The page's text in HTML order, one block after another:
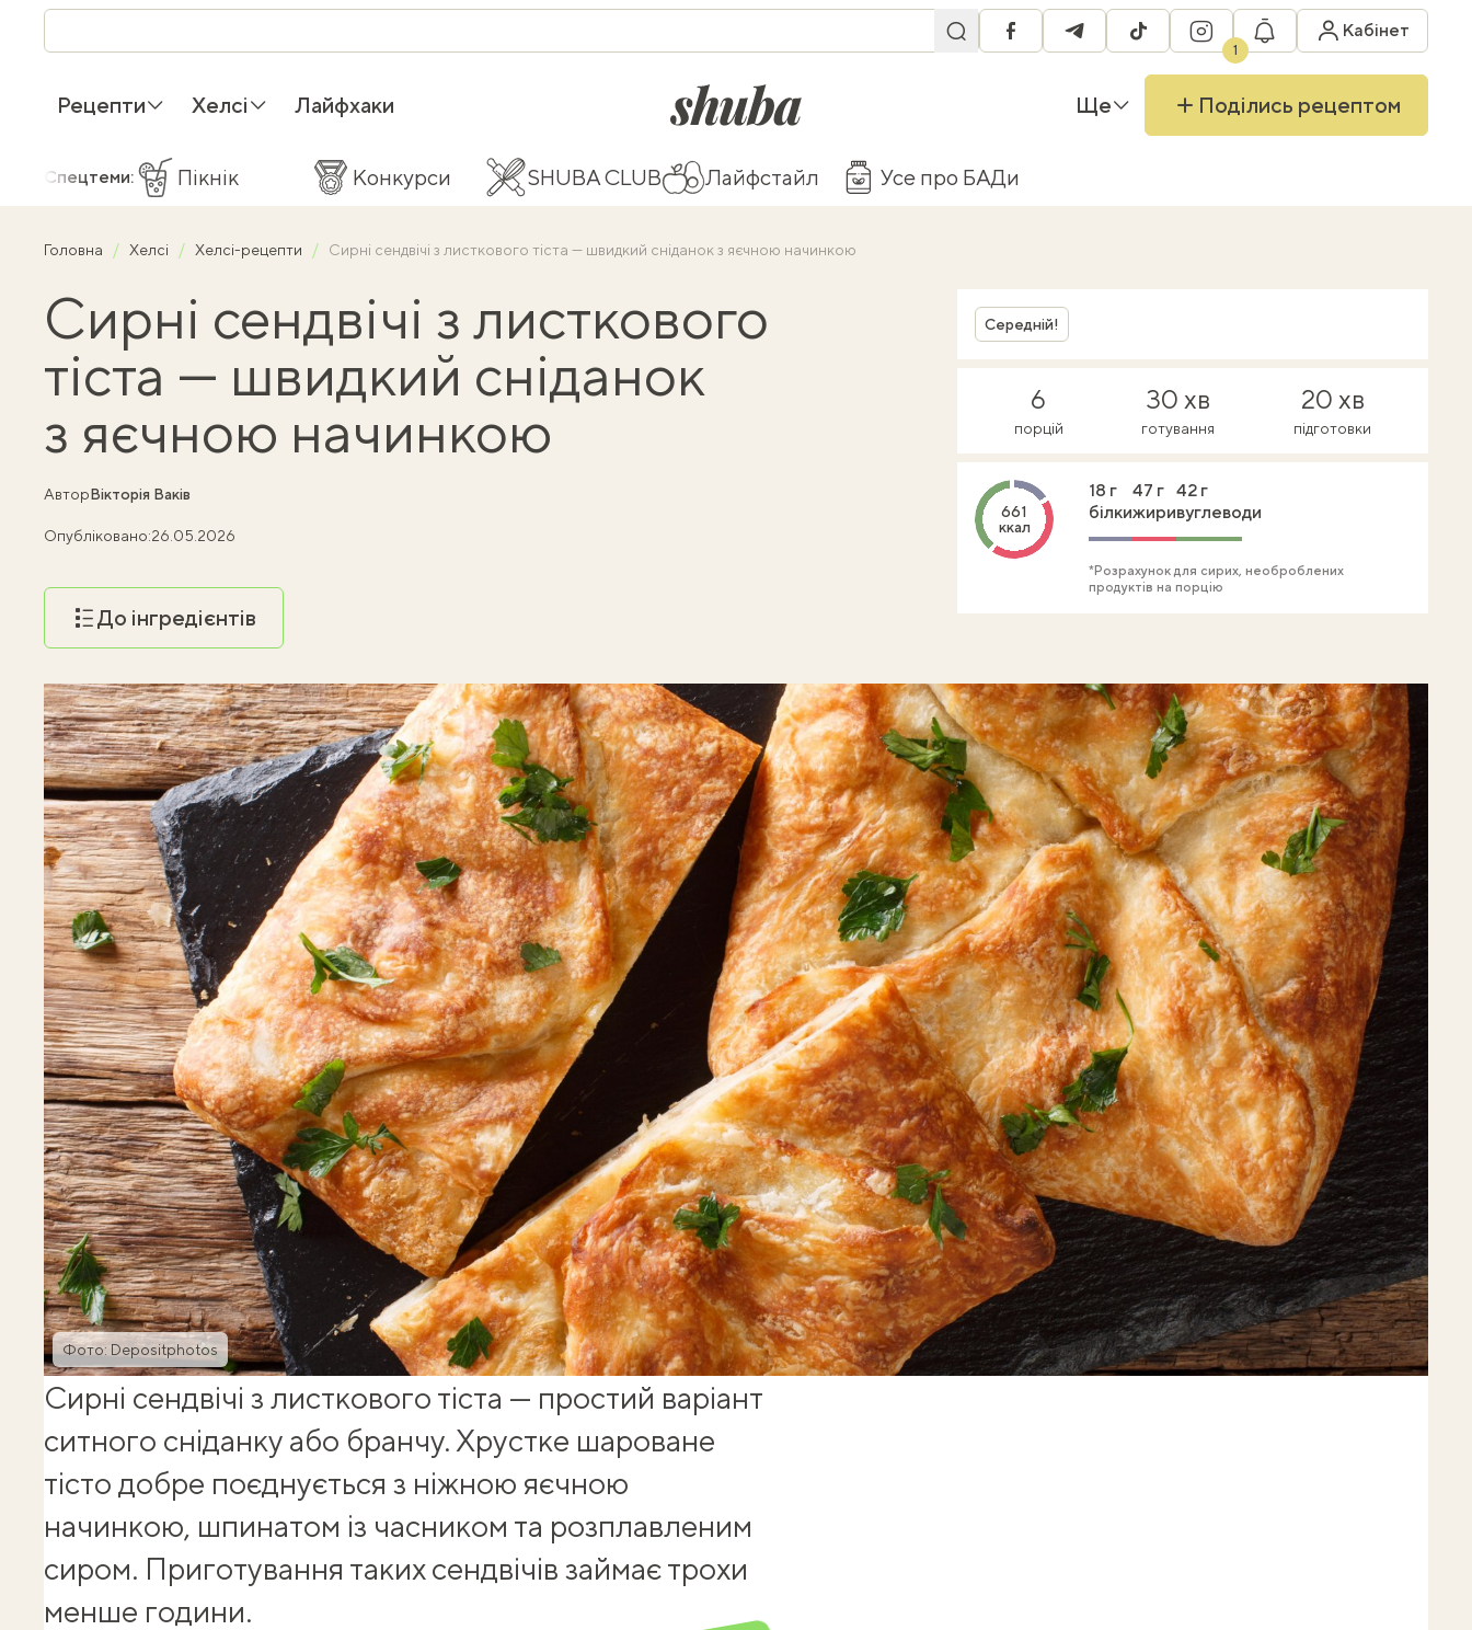
facebooktelegramtiktok instagram
1
Кабінет
RU
Рецепти Хелсі Лайфхаки shuba.life Ще Поділись рецептом
Спецтеми: Пікнік Конкурси SHUBA CLUB Лайфстайл Усе про БАДи
Головна Хелсі Хелсі-рецепти Сирні сендвічі з листкового тіста — швидкий сніданок з яєчною начинкою
Сирні сендвічі з листкового
тіста — швидкий сніданок
з яєчною начинкою
АвторВікторія Ваків
Опубліковано:26.05.2026
До інгредієнтів
Фото: Depositphotos
Середній!
6
порцій
30 хв
готування
20 хв
підготовки
661
ккал
18 г
білки
47 г
жири
42 г
вуглеводи
*Розрахунок для сирих, необроблених
продуктів на порцію
Сирні сендвічі з листкового тіста — простий варіант
ситного сніданку або бранчу. Хрустке шароване
тісто добре поєднується з ніжною яєчною
начинкою, шпинатом із часником та розплавленим
сиром. Приготування таких сендвічів займає трохи
менше години.